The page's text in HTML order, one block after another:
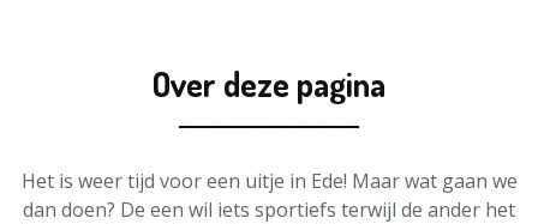
Over deze pagina
Het is weer tijd voor een uitje in Ede! Maar wat gaan we
dan doen? De een wil iets sportiefs terwijl de ander het